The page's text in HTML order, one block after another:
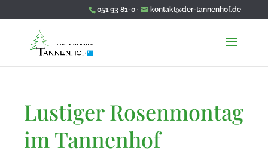
Wir wünschen Ihnen eine schöne Frühlingszeit!
051 93 81-0 · kontakt@der-tannenhof.de
Lustiger Rosenmontag
im Tannenhof